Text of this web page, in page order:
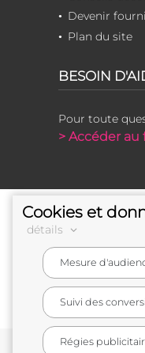
Devenir
Plan du site
BESOIN
Pour toute
> Accéder au
e-
Cookies et
détails
Mesure
Suivi des
Régies